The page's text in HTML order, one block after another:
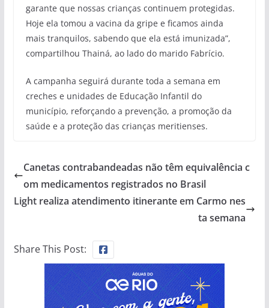
garante que nossas crianças continuem protegidas.
Hoje ela tomou a vacina da gripe e ficamos ainda
mais tranquilos, sabendo que ela está imunizada”,
compartilhou Thainá, ao lado do marido Fabrício.
A campanha seguirá durante toda a semana em
creches e unidades de Educação Infantil do
município, reforçando a prevenção, a promoção da
saúde e a proteção das crianças meritienses.
Canetas contrabandeadas não têm equivalência c
om medicamentos registrados no Brasil
Light realiza atendimento itinerante em Carmo nes
ta semana
Share This Post: